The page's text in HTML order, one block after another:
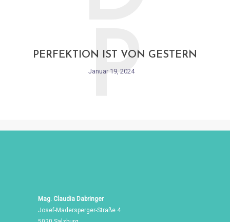
PERFEKTION IST VON GESTERN
Januar 19, 2024
P
Mag. Claudia Dabringer
Josef-Madersperger-Straße 4